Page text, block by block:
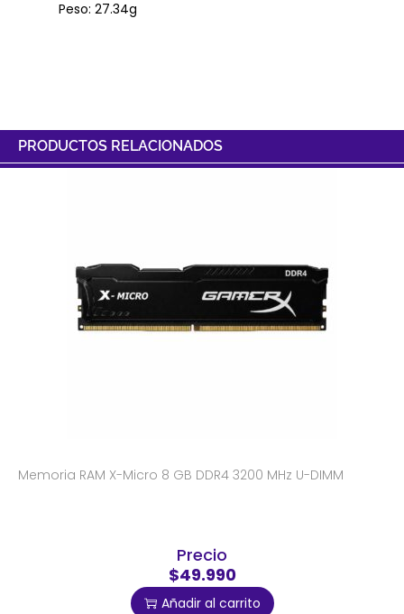
Peso: 27.34g
PRODUCTOS RELACIONADOS
Memoria RAM X-Micro 8 GB DDR4 3200 MHz U-DIMM
Precio
$49.990
Añadir al carrito